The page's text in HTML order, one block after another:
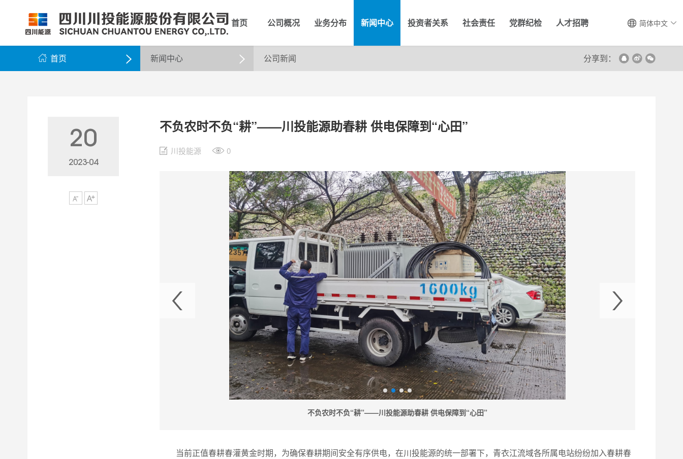
简体中文
首页 公司概况 业务分布 新闻中心 投资者关系 社会责任 党群纪检 人才招聘
公司简介 组织架构 领导团队 企业荣誉
公司新闻 企业动态 公示公告
公司资料 股票信息 最新公告 公司邮箱
党群工作 纪检监察
 首页  新闻中心  公司新闻 分享到：
20
2023-04
不负农时不负“耕”——川投能源助春耕 供电保障到“心田”
川投能源 0
不负农时不负“耕”——川投能源助春耕 供电保障到“心田”
当前正值春耕春灌黄金时期，为确保春耕期间安全有序供电，在川投能源的统一部署下，青衣江流域各所属电站纷纷加入春耕春